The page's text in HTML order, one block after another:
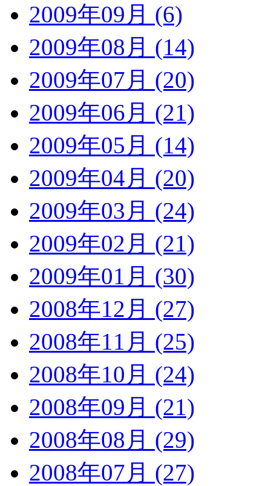
2009年09月 (6)
2009年08月 (14)
2009年07月 (20)
2009年06月 (21)
2009年05月 (14)
2009年04月 (20)
2009年03月 (24)
2009年02月 (21)
2009年01月 (30)
2008年12月 (27)
2008年11月 (25)
2008年10月 (24)
2008年09月 (21)
2008年08月 (29)
2008年07月 (27)